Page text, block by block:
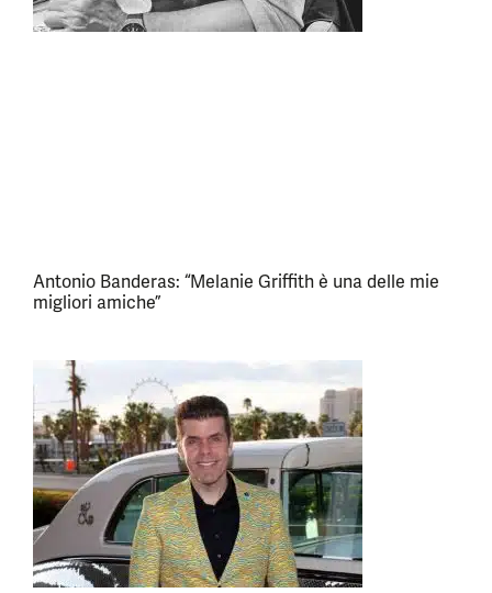
Antonio Banderas: “Melanie Griffith è una delle mie
migliori amiche”